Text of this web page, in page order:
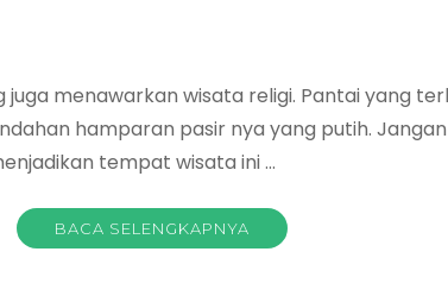
menawarkan wisata religi. Pantai yang
hamparan pasir nya yang putih.
tempat wisata ini …
BACA SELENGKAPNYA